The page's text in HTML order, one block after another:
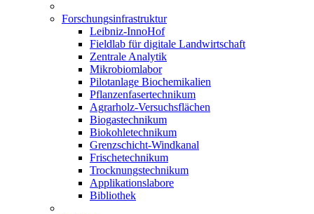
Forschungsinfrastruktur
Leibniz-InnoHof
Fieldlab für digitale Landwirtschaft
Zentrale Analytik
Mikrobiomlabor
Pilotanlage Biochemikalien
Pflanzenfasertechnikum
Agrarholz-Versuchsflächen
Biogastechnikum
Biokohletechnikum
Grenzschicht-Windkanal
Frischetechnikum
Trocknungstechnikum
Applikationslabore
Bibliothek